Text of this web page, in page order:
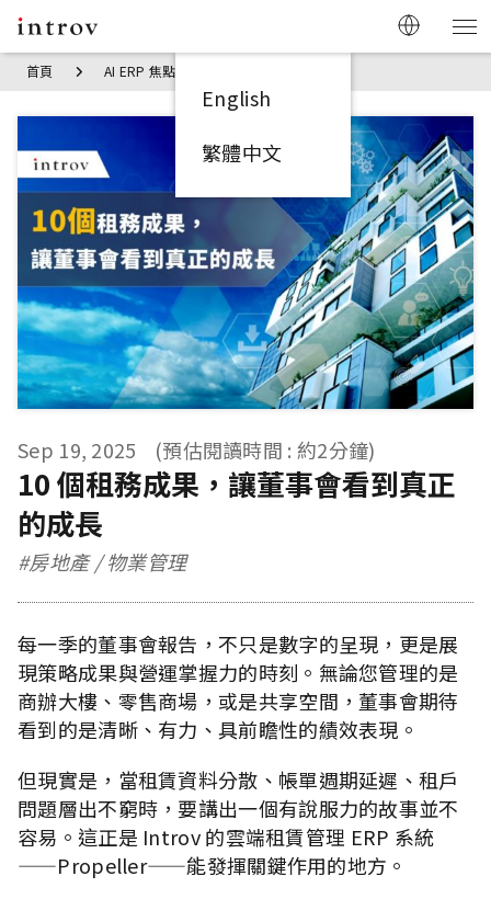
English
繁體中文
首頁 AI ERP 焦點見解
Sep 19, 2025 (預估閱讀時間 : 約2分鐘)
10 個租務成果，讓董事會看到真正
的成長
#房地產 / 物業管理
每一季的董事會報告，不只是數字的呈現，更是展
現策略成果與營運掌握力的時刻。無論您管理的是
商辦大樓、零售商場，或是共享空間，董事會期待
看到的是清晰、有力、具前瞻性的績效表現。
但現實是，當租賃資料分散、帳單週期延遲、租戶
問題層出不窮時，要講出一個有說服力的故事並不
容易。這正是 Introv 的雲端租賃管理 ERP 系統
——Propeller——能發揮關鍵作用的地方。